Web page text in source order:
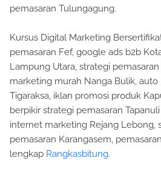
pemasaran Tulungagung.
Kursus Digital Marketing
pemasaran Fef, google ads b2b
Lampung Utara, strategi
marketing murah Nanga Bulik,
Tigaraksa, iklan promosi produk
berpikir strategi pemasaran
internet marketing Rejang Lebong,
pemasaran Karangasem,
lengkap Rangkasbitung.